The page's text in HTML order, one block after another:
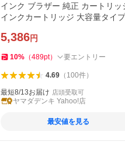
インク ブラザー 純正 カートリッ
インクカートリッジ 大容量タイ
5,386円
10% （489pt） 要エントリー
4.69（ 100件）
最短8/13お届け 店頭受取可
ヤマダデンキ Yahoo!店
最安値を見る